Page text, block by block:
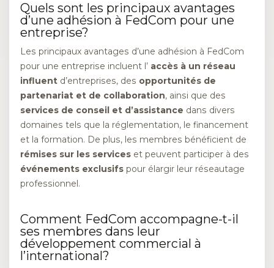
Quels sont les principaux avantages
d’une adhésion à FedCom pour une
entreprise?
Les principaux avantages d’une adhésion à FedCom
pour une entreprise incluent l’ accès à un réseau
influent d’entreprises, des opportunités de
partenariat et de collaboration, ainsi que des
services de conseil et d’assistance dans divers
domaines tels que la réglementation, le financement
et la formation. De plus, les membres bénéficient de
rémises sur les services et peuvent participer à des
événements exclusifs pour élargir leur réseautage
professionnel.
Comment FedCom accompagne-t-il
ses membres dans leur
développement commercial à
l’international?